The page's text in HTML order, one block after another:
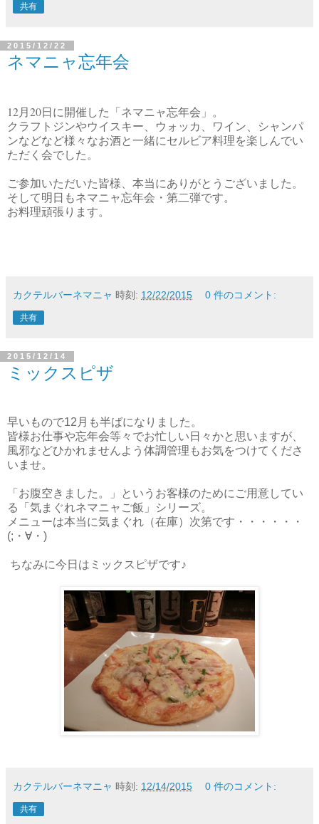
共有
2015/12/22
ネマニャ忘年会
12月 20日に開催した「ネマニャ忘年会」。
クラフトジンやウイスキー、ウォッカ、ワイン、シャンパ
ンなどなど様々なお酒と一緒にセルビア料理を楽しんでい
ただく会でした。
ご参加いただいた皆様、本当にありがとうございました。
そして明日もネマニャ忘年会・第二弾です。
お料理頑張ります。
カクテルバーネマニャ 時刻: 12/22/2015 0 件のコメント:
共有
2015/12/14
ミックスピザ
早いもので12月も半ばになりました。
皆様お仕事や忘年会等々でお忙しい日々かと思いますが、
風邪などひかれませんよう体調管理もお気をつけてくださ
いませ。
「お腹空きました。」というお客様のためにご用意してい
る「気まぐれネマニャご飯」シリーズ。
メニューは本当に気まぐれ（在庫）次第です・・・・・・
(;・∀・)
ちなみに今日はミックスピザです♪
カクテルバーネマニャ 時刻: 12/14/2015 0 件のコメント:
共有